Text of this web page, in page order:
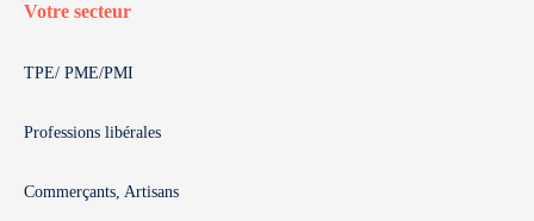
Votre secteur
TPE/ PME/PMI
Professions libérales
Commerçants, Artisans